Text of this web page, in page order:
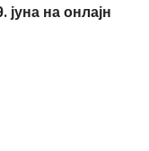
на онлајн